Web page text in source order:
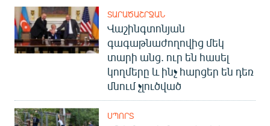
ՏԱՐԱԾԱՇՐՋԱՆ
Վաշինգտոնյան
գագաթնաժողովից մեկ
տարի անց. ուր են հասել
կողմերը և ինչ հարցեր են դեռ
մնում չլուծված
ՍՊՈՐՏ